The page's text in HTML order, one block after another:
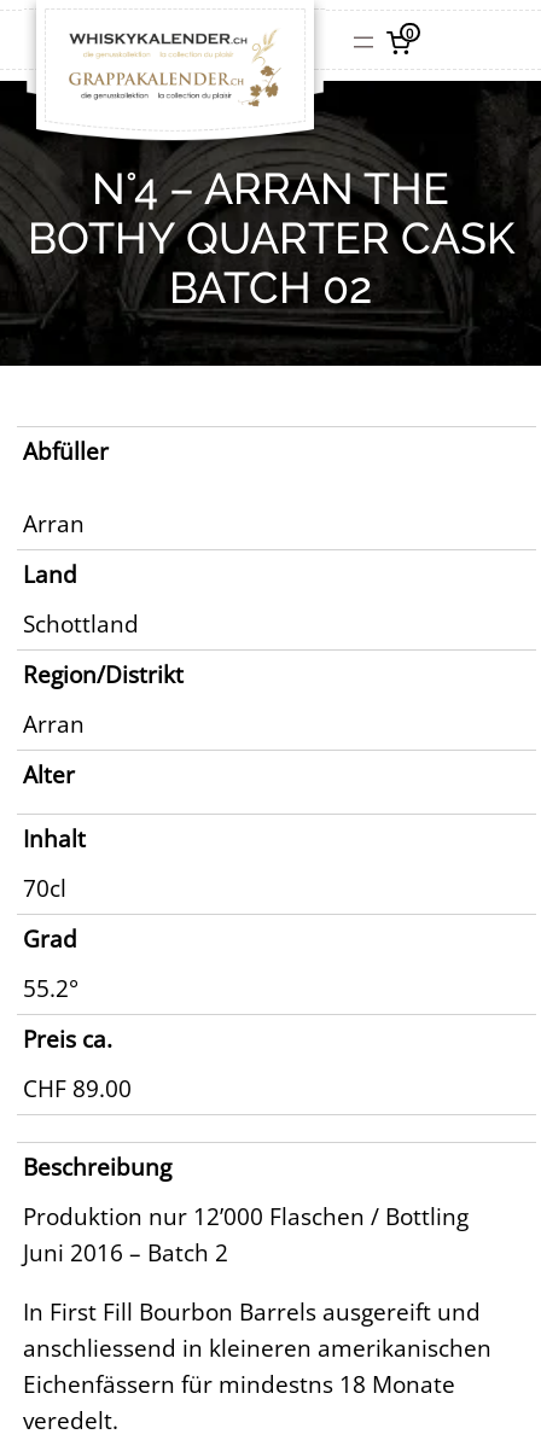
0
N°4 – ARRAN THE
BOTHY QUARTER CASK
BATCH 02
Abfüller
Arran
Land
Schottland
Region/Distrikt
Arran
Alter
Inhalt
70cl
Grad
55.2°
Preis ca.
CHF 89.00
Beschreibung
Produktion nur 12’000 Flaschen / Bottling
Juni 2016 – Batch 2
In First Fill Bourbon Barrels ausgereift und
anschliessend in kleineren amerikanischen
Eichenfässern für mindestns 18 Monate
veredelt.